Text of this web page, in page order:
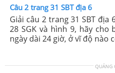
Câu 2 trang 31 SBT địa 6
Giải câu 2 trang 31 SBT
28 SGK và hình 9, hãy
ngày dài 24 giờ, ở vĩ độ nào
QUẢNG